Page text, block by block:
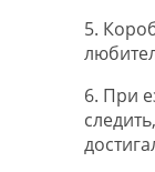
5.
6. При